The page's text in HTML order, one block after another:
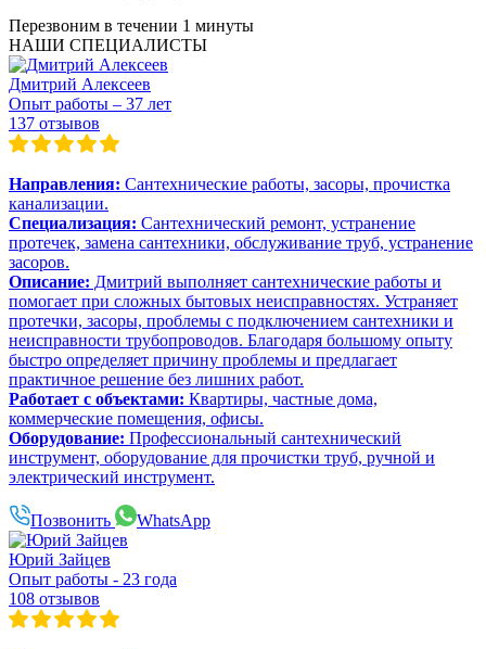
Перезвоним в течении 1 минуты
НАШИ СПЕЦИАЛИСТЫ
Дмитрий Алексеев
Опыт работы – 37 лет
137 отзывов
Направления: Сантехнические работы, засоры, прочистка
канализации.
Специализация: Сантехнический ремонт, устранение
протечек, замена сантехники, обслуживание труб, устранение
засоров.
Описание: Дмитрий выполняет сантехнические работы и
помогает при сложных бытовых неисправностях. Устраняет
протечки, засоры, проблемы с подключением сантехники и
неисправности трубопроводов. Благодаря большому опыту
быстро определяет причину проблемы и предлагает
практичное решение без лишних работ.
Работает с объектами: Квартиры, частные дома,
коммерческие помещения, офисы.
Оборудование: Профессиональный сантехнический
инструмент, оборудование для прочистки труб, ручной и
электрический инструмент.
Позвонить WhatsApp
Юрий Зайцев
Опыт работы - 23 года
108 отзывов